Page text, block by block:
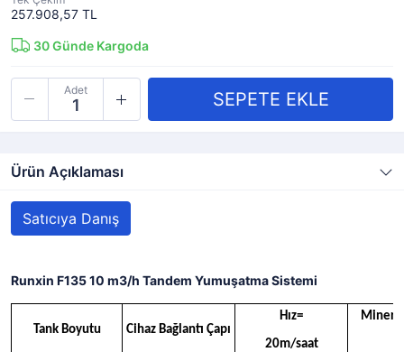
257.908,57 TL
30Günde Kargoda
Adet
Ürün Açıklaması
Satıcıya Danış
Runxin F135 10 m3/h Tandem Yumuşatma Sistemi
Tank Boyutu Cihaz Bağlantı Çapı
Hız=
20m/saat